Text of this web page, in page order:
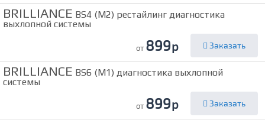
BRILLIANCE BS4 (M2) рестайлинг диагностика
выхлопной системы
от 899р Заказать
BRILLIANCE BS6 (M1) диагностика выхлопной
системы
от 899р Заказать